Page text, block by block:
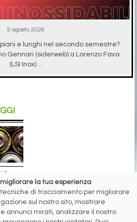
5 agosto 2026
e lunghi nel secondo semestre?
Gennari (siderweb) a Lorenzo Fava
(LSI Inox) ...
la tua esperienza
di tracciamento per migliorare
sul nostro sito, mostrare
annunci mirati, analizzare il nostro